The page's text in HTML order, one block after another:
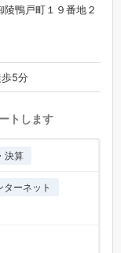
鴨戸町１９番地２
5分
トします
決算
ターネット